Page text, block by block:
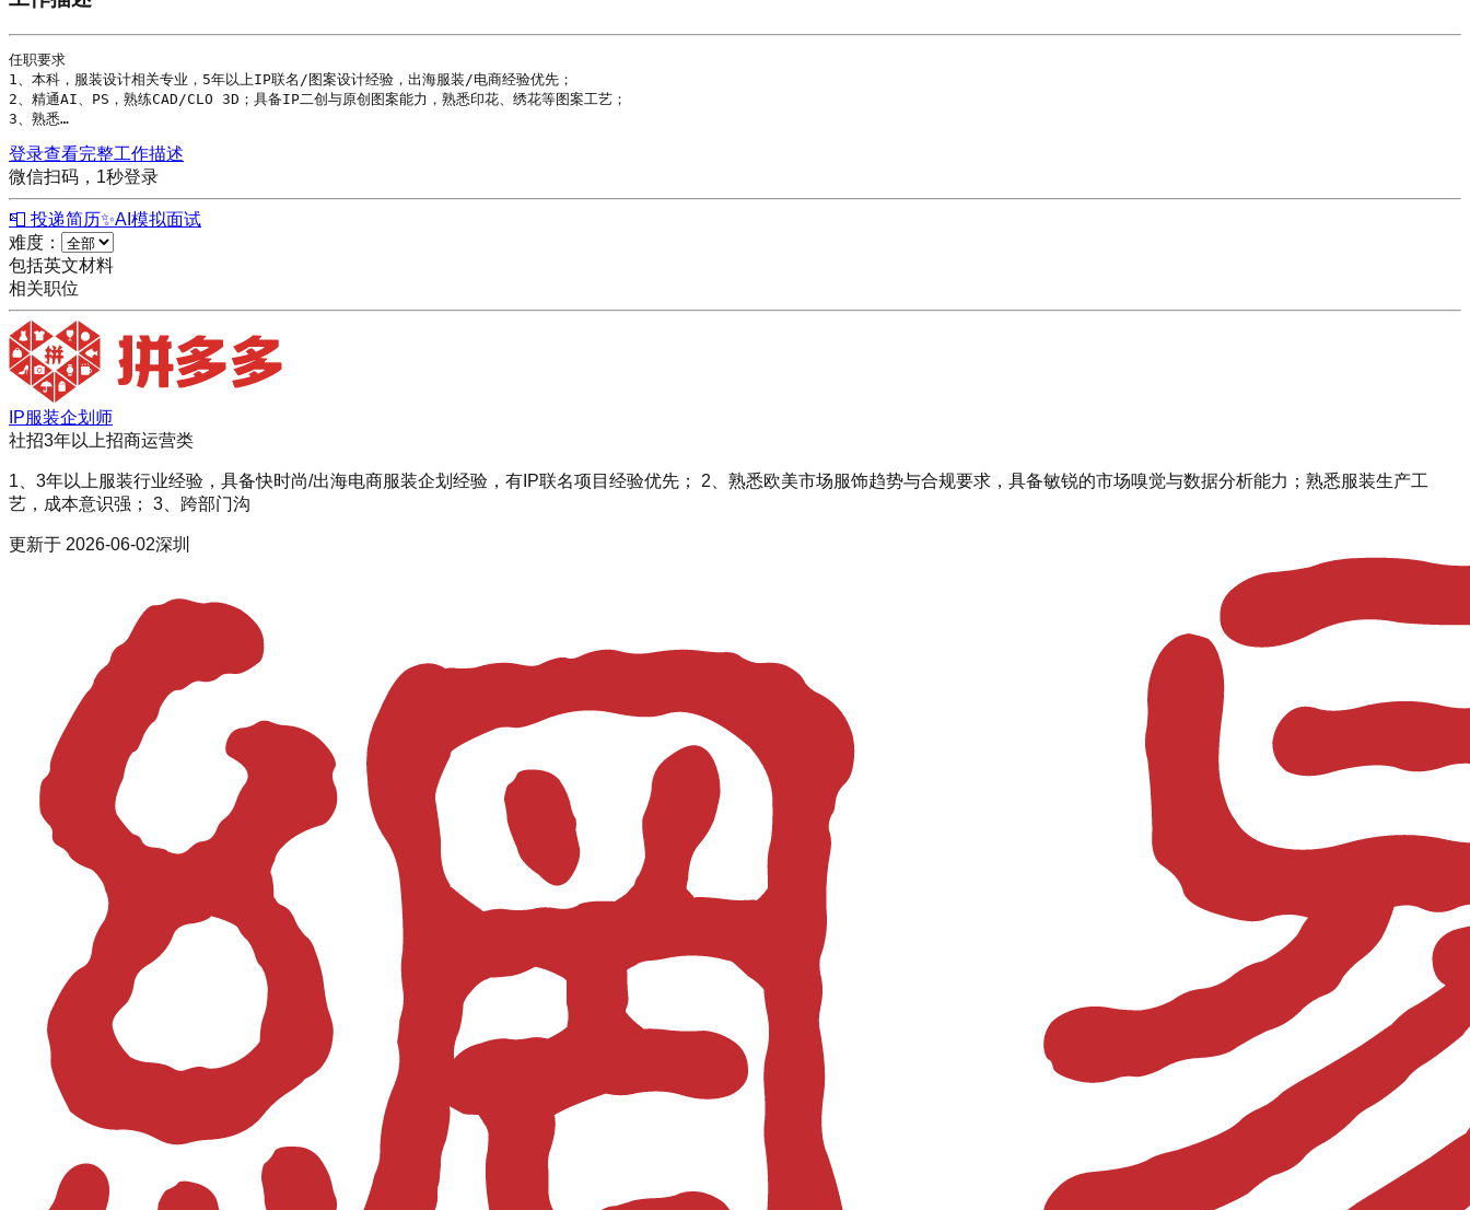
任职要求
1、本科，服装设计相关专业，5年以上IP联名/图案设计经验，出海服装/电商经验优先；
2、精通AI、PS，熟练CAD/CLO 3D；具备IP二创与原创图案能力，熟悉印花、绣花等图案工艺；
3、熟悉…
登录查看完整工作描述
微信扫码，1秒登录
📮 投递简历✨AI模拟面试
难度：
包括英文材料
相关职位
IP服装企划师
社招3年以上招商运营类
1、3年以上服装行业经验，具备快时尚/出海电商服装企划经验，有IP联名项目经验优先； 2、熟悉欧美市场服饰趋势与合规要求，具备敏锐的市场嗅觉与数据分析能力；熟悉服装生产工
艺，成本意识强； 3、跨部门沟
更新于 2026-06-02深圳